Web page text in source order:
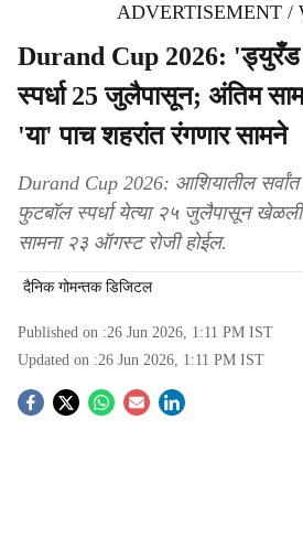
ADVERTISEMENT /
Durand Cup 2026:
स्पर्धा 25 जुलैपासून; अंतिम
'या' पाच शहरांत रंगणार सामने
Durand Cup 2026: आशियातील
फुटबॉल स्पर्धा येत्या २५ जुलैपासून
सामना २३ ऑगस्ट रोजी होईल.
दैनिक गोमन्तक डिजिटल
Published on :26 Jun 2026, 1:11 PM IST
Updated on :26 Jun 2026, 1:11 PM IST
S